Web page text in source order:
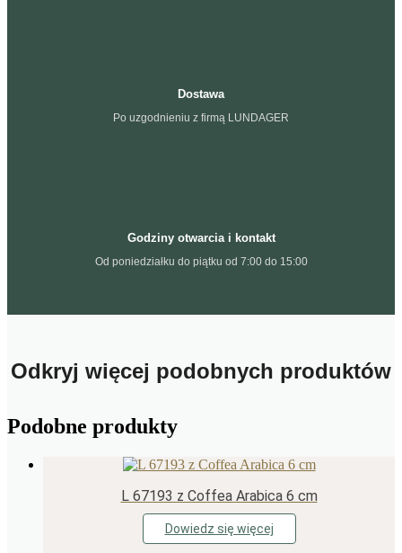
Dostawa
Po uzgodnieniu z firmą LUNDAGER
Godziny otwarcia i kontakt
Od poniedziałku do piątku od 7:00 do 15:00
Odkryj więcej podobnych produktów
Podobne produkty
L 67193 z Coffea Arabica 6 cm
Dowiedz się więcej